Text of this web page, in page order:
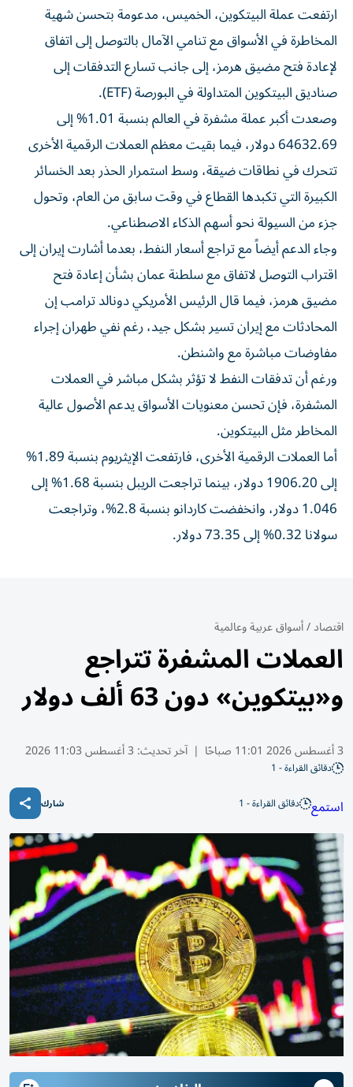
ارتفعت عملة البيتكوين، الخميس، مدعومة بتحسن شهية
المخاطرة في الأسواق مع تنامي الآمال بالتوصل إلى اتفاق
لإعادة فتح مضيق هرمز، إلى جانب تسارع التدفقات إلى
صناديق البيتكوين المتداولة في البورصة (ETF).
وصعدت أكبر عملة مشفرة في العالم بنسبة 1.01% إلى
64632.69 دولار، فيما بقيت معظم العملات الرقمية الأخرى
تتحرك في نطاقات ضيقة، وسط استمرار الحذر بعد الخسائر
الكبيرة التي تكبدها القطاع في وقت سابق من العام، وتحول
جزء من السيولة نحو أسهم الذكاء الاصطناعي.
وجاء الدعم أيضاً مع تراجع أسعار النفط، بعدما أشارت إيران إلى
اقتراب التوصل لاتفاق مع سلطنة عمان بشأن إعادة فتح
مضيق هرمز، فيما قال الرئيس الأمريكي دونالد ترامب إن
المحادثات مع إيران تسير بشكل جيد، رغم نفي طهران إجراء
مفاوضات مباشرة مع واشنطن.
ورغم أن تدفقات النفط لا تؤثر بشكل مباشر في العملات
المشفرة، فإن تحسن معنويات الأسواق يدعم الأصول عالية
المخاطر مثل البيتكوين.
أما العملات الرقمية الأخرى، فارتفعت الإيثريوم بنسبة 1.89%
إلى 1906.20 دولار، بينما تراجعت الريبل بنسبة 1.68% إلى
1.046 دولار، وانخفضت كاردانو بنسبة 2.8%، وتراجعت
سولانا 0.32% إلى 73.35 دولار.
اقتصاد/أسواق عربية وعالمية
العملات المشفرة تتراجع
و«بيتكوين» دون 63 ألف دولار
3 أغسطس 2026 11:01 صباحًا | آخر تحديث: 3 أغسطس 11:03 2026
دقائق القراءة - 1
استمع دقائق القراءة - 1 شارك